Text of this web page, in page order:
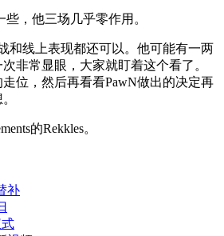
，他三场几乎零作用。
线上表现都还可以。他可能有一两
非常显眼，大家就盯着这个看了。
位，然后再看看PawN做出的决定再
的Rekkles。
补